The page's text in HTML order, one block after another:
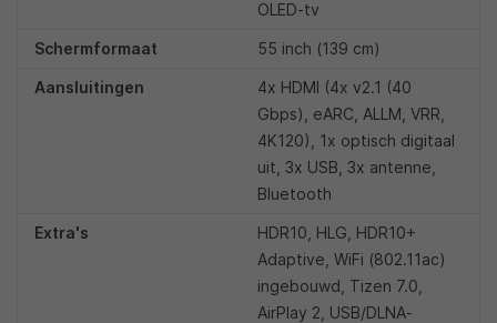
OLED-tv
Schermformaat 55 inch (139 cm)
Aansluitingen
4x HDMI (4x v2.1 (40
Gbps), eARC, ALLM, VRR,
4K120), 1x optisch digitaal
uit, 3x USB, 3x antenne,
Bluetooth
Extra's
HDR10, HLG, HDR10+
Adaptive, WiFi (802.11ac)
ingebouwd, Tizen 7.0,
AirPlay 2, USB/DLNA-